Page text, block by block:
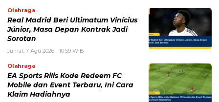
Olahraga
Real Madrid Beri Ultimatum Vinícius
Júnior, Masa Depan Kontrak Jadi
Sorotan
Jumat, 7 Agu 2026 - 10:59 WIB
Olahraga
EA Sports Rilis Kode Redeem FC
Mobile dan Event Terbaru, Ini Cara
Klaim Hadiahnya